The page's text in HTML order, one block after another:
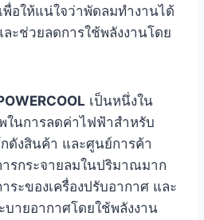
อให้แน่ใจว่าพัดลมทำงานได้
ะช่วยลดการใช้พลังงานโดย
เป็นหนึ่งใน
นการลดค่าไฟฟ้าสำหรับ
ดังสินค้า และศูนย์การค้า
รกระจายลมในปริมาณมาก
ะของเครื่องปรับอากาศ และ
บายอากาศโดยใช้พลังงาน